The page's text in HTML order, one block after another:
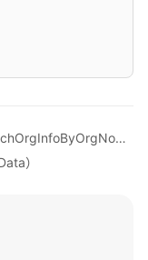
上一篇：批量查询组织信息（API名称：batchOrgInfoByOrgNoAndOrgName）
）